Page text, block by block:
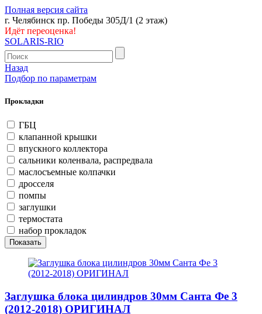
Полная версия сайта
г. Челябинск пр. Победы 305Д/1 (2 этаж)
Идёт переоценка!
SOLARIS-RIO
Назад
Подбор по параметрам
Прокладки
ГБЦ
клапанной крышки
впускного коллектора
сальники коленвала, распредвала
маслосъемные колпачки
дросселя
помпы
заглушки
термостата
набор прокладок
Заглушка блока цилиндров 30мм Санта Фе 3
(2012-2018) ОРИГИНАЛ